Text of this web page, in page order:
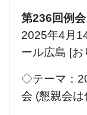
第236回例会
2025年4月
ール広島 [お
◇テーマ：
会 (懇親会